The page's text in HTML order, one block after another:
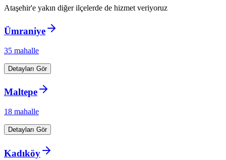
Ataşehir'e yakın diğer ilçelerde de hizmet veriyoruz
Ümraniye
35 mahalle
Detayları Gör
Maltepe
18 mahalle
Detayları Gör
Kadıköy